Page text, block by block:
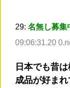
29: 名無し募集
09:06:31.20
日本でも昔
成品が好ま